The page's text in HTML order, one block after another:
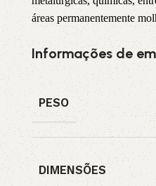
áreas permanentemente
Informações de
PESO
DIMENSÕES